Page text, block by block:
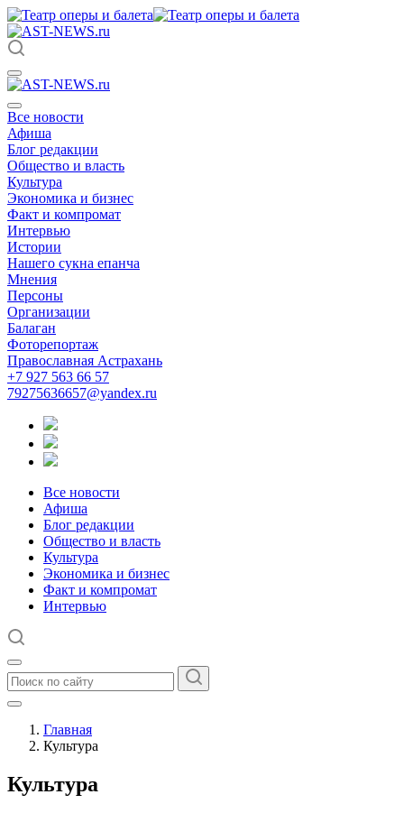
Все новости
Афиша
Блог редакции
Общество и власть
Культура
Экономика и бизнес
Факт и компромат
Интервью
Истории
Нашего сукна епанча
Мнения
Персоны
Организации
Балаган
Фоторепортаж
Православная Астрахань
+7 927 563 66 57
79275636657@yandex.ru
Все новости
Афиша
Блог редакции
Общество и власть
Культура
Экономика и бизнес
Факт и компромат
Интервью
Главная
Культура
Культура